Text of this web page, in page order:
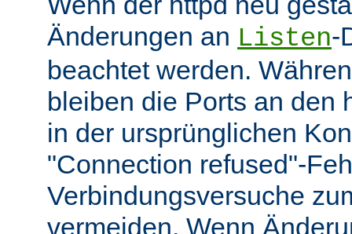
Änderungen an Listen-
beachtet werden.
bleiben die Ports an den
in der ursprünglichen
"Connection refused"-
Verbindungsversuche
vermeiden. Wenn